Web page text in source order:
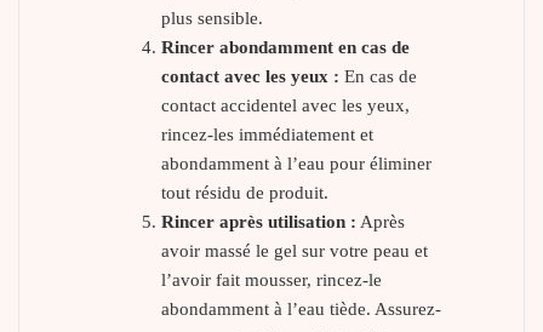
plus sensible.
Rincer abondamment en cas de
contact avec les yeux : En cas de
contact accidentel avec les yeux,
rincez-les immédiatement et
abondamment à l’eau pour éliminer
tout résidu de produit.
Rincer après utilisation : Après
avoir massé le gel sur votre peau et
l’avoir fait mousser, rincez-le
abondamment à l’eau tiède. Assurez-